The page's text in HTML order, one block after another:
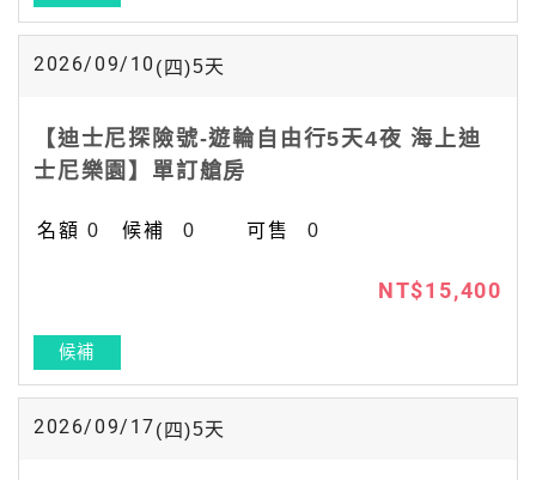
2026/09/10 (四)5天
【迪士尼探險號-遊輪自由行5天4夜 海上迪
士尼樂園】單訂艙房
0 0 0
NT$15,400
候補
2026/09/17(四)5天